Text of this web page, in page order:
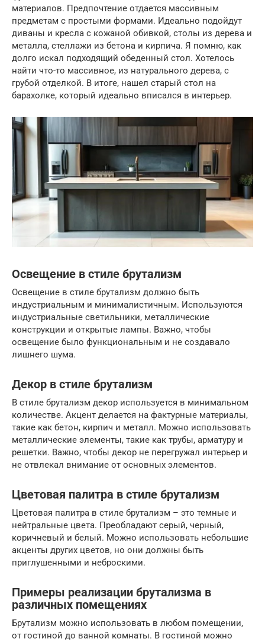
материалов. Предпочтение отдается массивным
предметам с простыми формами. Идеально подойдут
диваны и кресла с кожаной обивкой, столы из дерева и
металла, стеллажи из бетона и кирпича. Я помню, как
долго искал подходящий обеденный стол. Хотелось
найти что-то массивное, из натурального дерева, с
грубой отделкой. В итоге, нашел старый стол на
барахолке, который идеально вписался в интерьер.
Освещение в стиле брутализм
Освещение в стиле брутализм должно быть
индустриальным и минималистичным. Используются
индустриальные светильники, металлические
конструкции и открытые лампы. Важно, чтобы
освещение было функциональным и не создавало
лишнего шума.
Декор в стиле брутализм
В стиле брутализм декор используется в минимальном
количестве. Акцент делается на фактурные материалы,
такие как бетон, кирпич и металл. Можно использовать
металлические элементы, такие как трубы, арматуру и
решетки. Важно, чтобы декор не перегружал интерьер и
не отвлекал внимание от основных элементов.
Цветовая палитра в стиле брутализм
Цветовая палитра в стиле брутализм – это темные и
нейтральные цвета. Преобладают серый, черный,
коричневый и белый. Можно использовать небольшие
акценты других цветов, но они должны быть
приглушенными и неброскими.
Примеры реализации брутализма в
различных помещениях
Брутализм можно использовать в любом помещении,
от гостиной до ванной комнаты. В гостиной можно